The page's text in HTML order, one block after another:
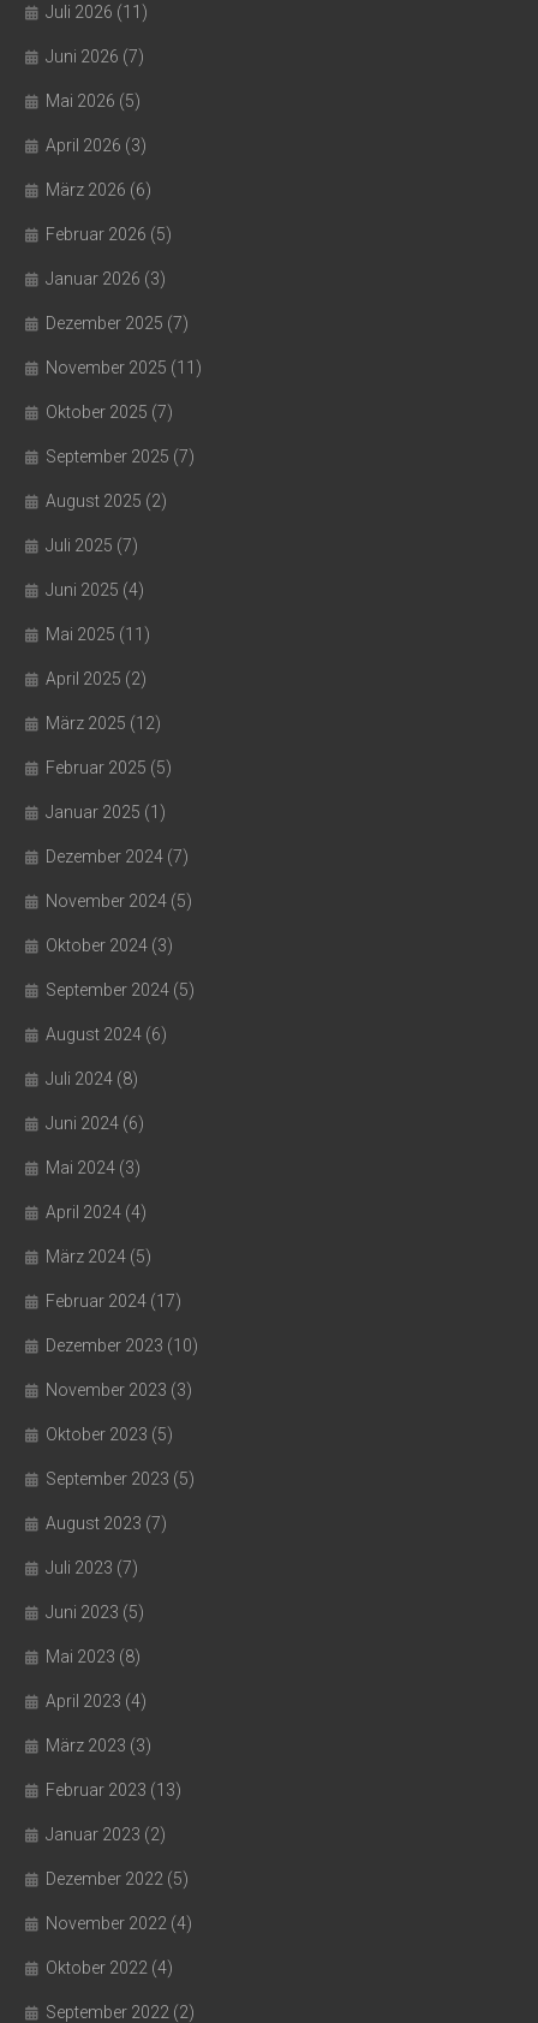
Juli 2026 (11)
Juni 2026 (7)
Mai 2026 (5)
April 2026 (3)
März 2026 (6)
Februar 2026 (5)
Januar 2026 (3)
Dezember 2025 (7)
November 2025 (11)
Oktober 2025 (7)
September 2025 (7)
August 2025 (2)
Juli 2025 (7)
Juni 2025 (4)
Mai 2025 (11)
April 2025 (2)
März 2025 (12)
Februar 2025 (5)
Januar 2025 (1)
Dezember 2024 (7)
November 2024 (5)
Oktober 2024 (3)
September 2024 (5)
August 2024 (6)
Juli 2024 (8)
Juni 2024 (6)
Mai 2024 (3)
April 2024 (4)
März 2024 (5)
Februar 2024 (17)
Dezember 2023 (10)
November 2023 (3)
Oktober 2023 (5)
September 2023 (5)
August 2023 (7)
Juli 2023 (7)
Juni 2023 (5)
Mai 2023 (8)
April 2023 (4)
März 2023 (3)
Februar 2023 (13)
Januar 2023 (2)
Dezember 2022 (5)
November 2022 (4)
Oktober 2022 (4)
September 2022 (2)